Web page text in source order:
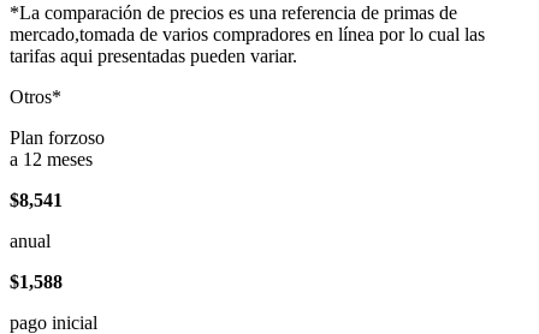
*La comparación de precios es una referencia de primas de
mercado,tomada de varios compradores en línea por lo cual las
tarifas aqui presentadas pueden variar.
Otros*
Plan forzoso
a 12 meses
$8,541
anual
$1,588
pago inicial